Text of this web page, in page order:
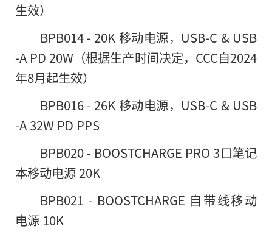
生效）
BPB014 - 20K 移动电源，USB-C & USB
-A PD 20W（根据生产时间决定，CCC自2024
年8月起生效）
BPB016 - 26K 移动电源，USB-C & USB
-A 32W PD PPS
BPB020 - BOOSTCHARGE PRO 3口笔记
本移动电源 20K
BPB021 - BOOSTCHARGE 自带线移动
电源 10K